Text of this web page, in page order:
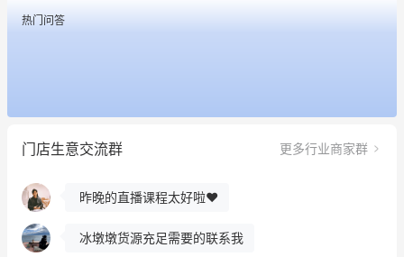
热门问答
门店生意交流群 更多行业商家群
用有赞就能在微信、小红书同时经营了
餐饮也得靠私域和服务提高竞争力
昨晚的直播课程太好啦❤️
冰墩墩货源充足需要的联系我